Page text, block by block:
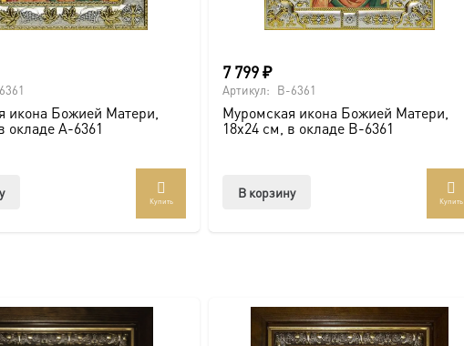
по золочению.
икона Божией Матери,
окладе A-6361
Купить
7 799₽
Артикул: B-6361
Муромская икона Божией Матери,
18х24 см, в окладе B-6361
В корзину
Купить